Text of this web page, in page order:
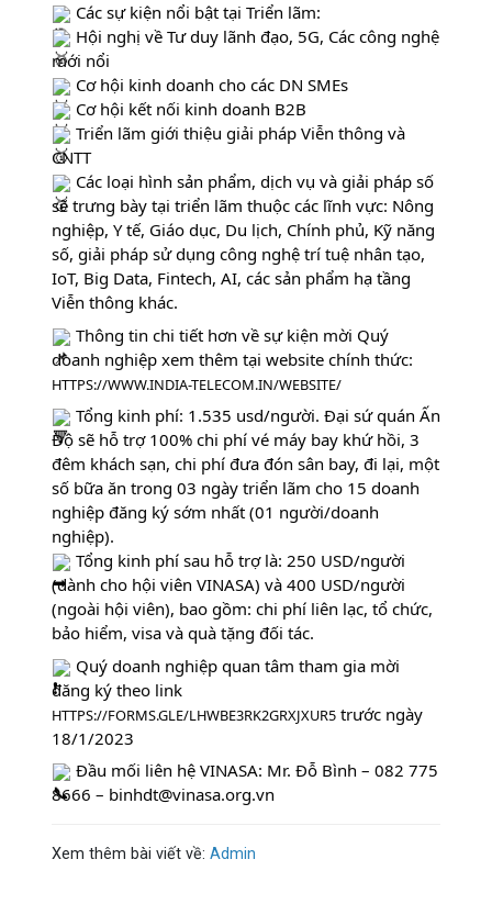
Các sự kiện nổi bật tại Triển lãm:
Hội nghị về Tư duy lãnh đạo, 5G, Các công nghệ
mới nổi
Cơ hội kinh doanh cho các DN SMEs
Cơ hội kết nối kinh doanh B2B
Triển lãm giới thiệu giải pháp Viễn thông và
CNTT
Các loại hình sản phẩm, dịch vụ và giải pháp số
sẽ trưng bày tại triển lãm thuộc các lĩnh vực: Nông
nghiệp, Y tế, Giáo dục, Du lịch, Chính phủ, Kỹ năng
số, giải pháp sử dụng công nghệ trí tuệ nhân tạo,
IoT, Big Data, Fintech, AI, các sản phẩm hạ tầng
Viễn thông khác.
Thông tin chi tiết hơn về sự kiện mời Quý
HTTPS://WWW.INDIA-TELECOM.IN/WEBSITE/
Tổng kinh phí: 1.535 usd/người. Đại sứ quán Ấn
Độ sẽ hỗ trợ 100% chi phí vé máy bay khứ hồi, 3
đêm khách sạn, chi phí đưa đón sân bay, đi lại, một
số bữa ăn trong 03 ngày triển lãm cho 15 doanh
nghiệp đăng ký sớm nhất (01 người/doanh
nghiệp).
Tổng kinh phí sau hỗ trợ là: 250 USD/người
(dành cho hội viên VINASA) và 400 USD/người
(ngoài hội viên), bao gồm: chi phí liên lạc, tổ chức,
bảo hiểm, visa và quà tặng đối tác.
Quý doanh nghiệp quan tâm tham gia mời
HTTPS://FORMS.GLE/LHWBE3RK2GRXJXUR5 trước ngày
18/1/2023
Đầu mối liên hệ VINASA: Mr. Đỗ Bình – 082 775
8666 – binhdt@vinasa.org.vn
Xem thêm bài viết về: Admin